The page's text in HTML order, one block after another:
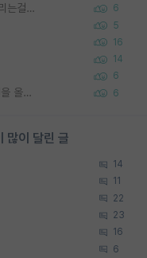
왜 후배가 못하는걸 교수님은 내 책임으로 돌리는걸까요? 6
5
16
14
6
정보보안 연구하는 입장에선 식별가능한 사진을 올리는건 비추이긴함 6
많이 달린 글
14
11
22
23
16
6